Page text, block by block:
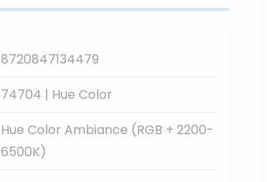
8720847134479
74704 | Hue Color
Hue Color Ambiance (RGB + 2200-
6500K)